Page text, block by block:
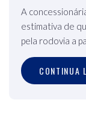
A
estimativa de
pela rodovia a
CONTINUA